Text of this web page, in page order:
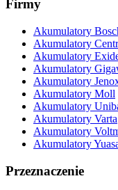
Firmy
Akumulatory
Akumulatory
Akumulatory
Akumulatory
Akumulatory
Akumulatory Moll
Akumulatory
Akumulatory Varta
Akumulatory
Akumulatory
Przeznaczenie